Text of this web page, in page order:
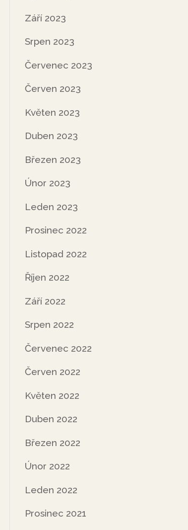
Září 2023
Srpen 2023
Červenec 2023
Červen 2023
Květen 2023
Duben 2023
Březen 2023
Únor 2023
Leden 2023
Prosinec 2022
Listopad 2022
Říjen 2022
Září 2022
Srpen 2022
Červenec 2022
Červen 2022
Květen 2022
Duben 2022
Březen 2022
Únor 2022
Leden 2022
Prosinec 2021